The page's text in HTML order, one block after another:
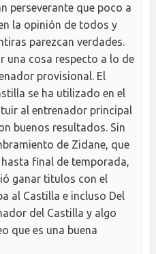
perseverante que poco a
la opinión de todos y
parezcan verdades.
una cosa respecto a lo de
provisional. El
se ha utilizado en el
al entrenador principal
buenos resultados. Sin
de Zidane, que
final de temporada,
ganar titulos con el
al Castilla e incluso Del
del Castilla y algo
que es una buena